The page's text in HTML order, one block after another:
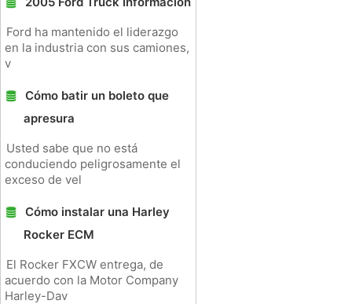
Ford ha mantenido el liderazgo
en la industria con sus camiones,
v
Cómo batir un boleto que
apresura
Usted sabe que no está
conduciendo peligrosamente el
exceso de vel
Cómo instalar una Harley
Rocker ECM
El Rocker FXCW entrega, de
acuerdo con la Motor Company
Harley-Dav